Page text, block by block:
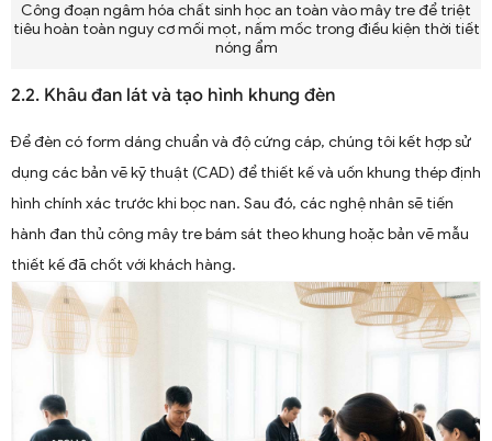
Công đoạn ngâm hóa chất sinh học an toàn vào mây tre để triệt
tiêu hoàn toàn nguy cơ mối mọt, nấm mốc trong điều kiện thời tiết
nóng ẩm
2.2. Khâu đan lát và tạo hình khung đèn
Để đèn có form dáng chuẩn và độ cứng cáp, chúng tôi kết hợp sử
dụng các bản vẽ kỹ thuật (CAD) để thiết kế và uốn khung thép định
hình chính xác trước khi bọc nan. Sau đó, các nghệ nhân sẽ tiến
hành đan thủ công mây tre bám sát theo khung hoặc bản vẽ mẫu
thiết kế đã chốt với khách hàng.